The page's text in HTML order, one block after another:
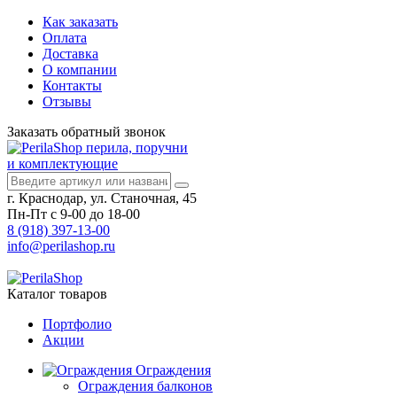
Как заказать
Оплата
Доставка
О компании
Контакты
Отзывы
Заказать обратный звонок
перила, поручни
и комплектующие
г. Краснодар, ул. Станочная, 45
Пн-Пт с 9-00 до 18-00
8 (918) 397-13-00
info@perilashop.ru
Каталог товаров
Портфолио
Акции
Ограждения
Ограждения балконов